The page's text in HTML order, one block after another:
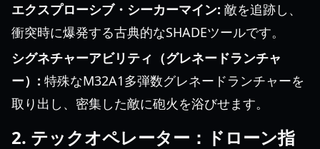
エクスプローシブ・シーカーマイン: 敵を追跡し、
衝突時に爆発する古典的なSHADEツールです。
シグネチャーアビリティ（グレネードランチャ
ー）: 特殊なM32A1多弾数グレネードランチャーを
取り出し、密集した敵に砲火を浴びせます。
2. テックオペレーター：ドローン指